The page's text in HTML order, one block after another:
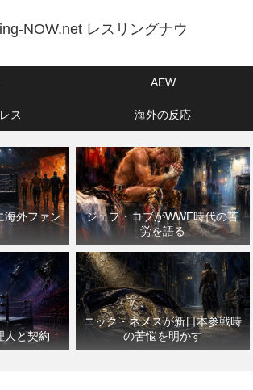
NOW.net レスリングナウ
AEW
ス 海外の反応
海外ファン
ジェフ・コブがWWE時代の苦
労を語る
人と契約
ニック・ネメスが新日本参戦時
の苦悩を明かす